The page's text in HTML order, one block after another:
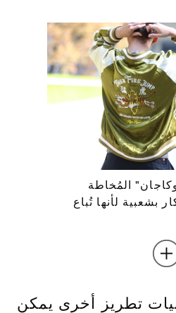
المُخاطة
بشعبية لأنها تُباع
تطريز أخرى يمكن